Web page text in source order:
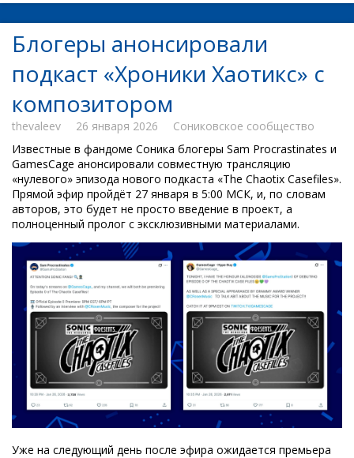
Блогеры анонсировали
подкаст «Хроники Хаотикс» с
композитором
thevaleev 26 января 2026
Сониковское сообщество
Известные в фандоме Соника блогеры Sam Procrastinates и
GamesCage анонсировали совместную трансляцию
«нулевого» эпизода нового подкаста «The Chaotix Casefiles».
Прямой эфир пройдёт 27 января в 5:00 МСК, и, по словам
авторов, это будет не просто введение в проект, а
полноценный пролог с эксклюзивными материалами.
Уже на следующий день после эфира ожидается премьера